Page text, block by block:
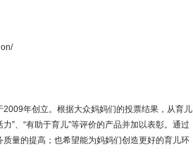
年创立。根据大众妈妈们的投票结果，从育儿
”、“有助于育儿”等评价的产品并加以表彰。通过
量的提高；也希望能为妈妈们创造更好的育儿环